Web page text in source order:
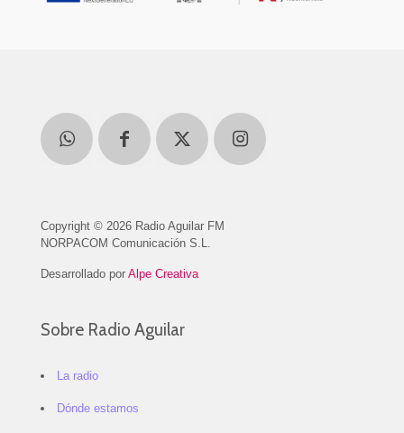
Copyright © 2026 Radio Aguilar FM
NORPACOM Comunicación S.L.
Desarrollado por Alpe Creativa
Sobre Radio Aguilar
La radio
Dónde estamos